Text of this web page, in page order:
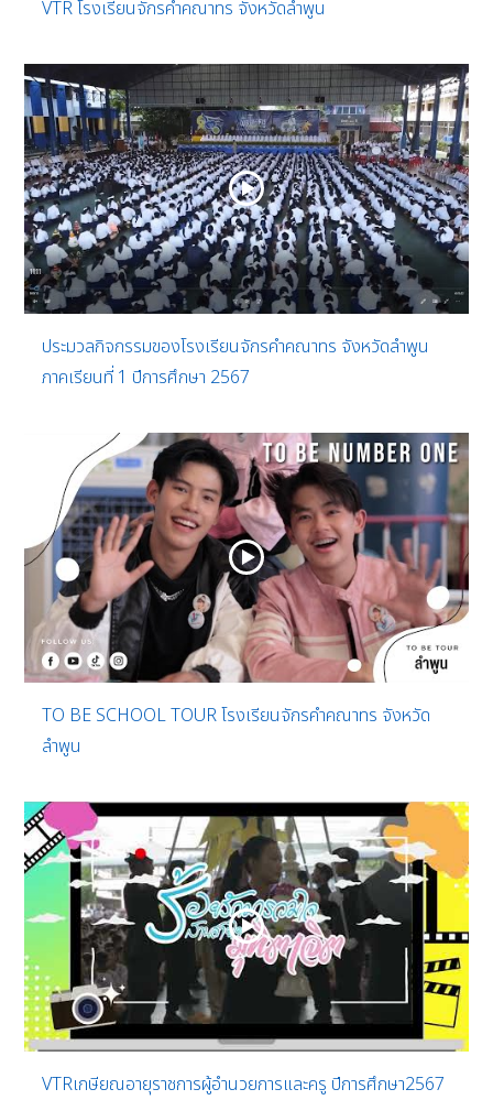
VTR โรงเรียนจักรคำคณาทร จังหวัดลำพูน
ประมวลกิจกรรมของโรงเรียนจักรคำคณาทร จังหวัดลำพูน
ภาคเรียนที่ 1 ปีการศึกษา 2567
TO BE SCHOOL TOUR โรงเรียนจักรคำคณาทร จังหวัด
ลำพูน
VTRเกษียณอายุราชการผู้อำนวยการและครู ปีการศึกษา2567